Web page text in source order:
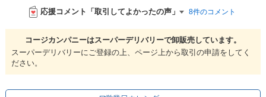
応援コメント「取引してよかったの声」 8件のコメント
コージカンパニーはスーパーデリバリーで卸販売しています。
スーパーデリバリーにご登録の上、ページ上から取引の申請をしてく
ださい。